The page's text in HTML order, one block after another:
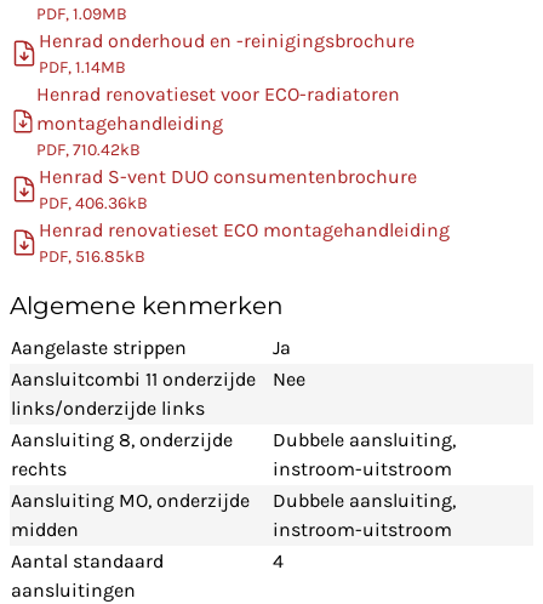
PDF, 1.09MB
Henrad onderhoud en -reinigingsbrochure
PDF, 1.14MB
Henrad renovatieset voor ECO-radiatoren
montagehandleiding
PDF, 710.42kB
Henrad S-vent DUO consumentenbrochure
PDF, 406.36kB
Henrad renovatieset ECO montagehandleiding
PDF, 516.85kB
Algemene kenmerken
Aangelaste strippen
Ja
Aansluitcombi 11 onderzijde
links/onderzijde links
Nee
Aansluiting 8, onderzijde
rechts
Dubbele aansluiting,
instroom-uitstroom
Aansluiting MO, onderzijde
midden
Dubbele aansluiting,
instroom-uitstroom
Aantal standaard
aansluitingen
4